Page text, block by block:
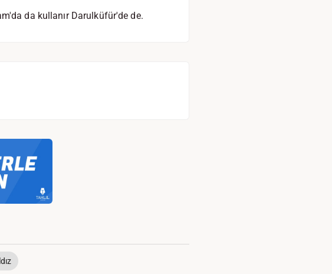
da kullanır Darulküfür'de de.